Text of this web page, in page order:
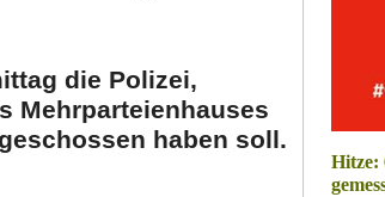
die Polizei,
Mehrparteienhauses
haben soll.
Hitze: